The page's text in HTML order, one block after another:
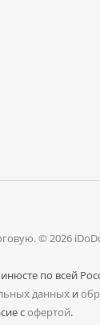
© 2026
по всей
данных и
софертой.